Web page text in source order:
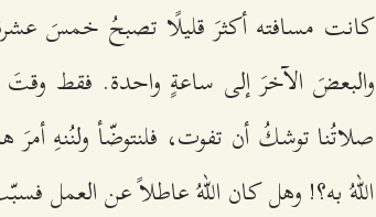
كانت مسافته أكثرَ قليلًا تصبحُ خمسَ
والبعضَ الآخرَ إلى ساعةٍ واحدة. فقط وقتَ
صلاتُنا توشكُ أن تفوت، فلنتوضّأ ولنُنهِ أمرَ
اللهُ به؟! وهل كان اللهُ عاطلاً عن العمل